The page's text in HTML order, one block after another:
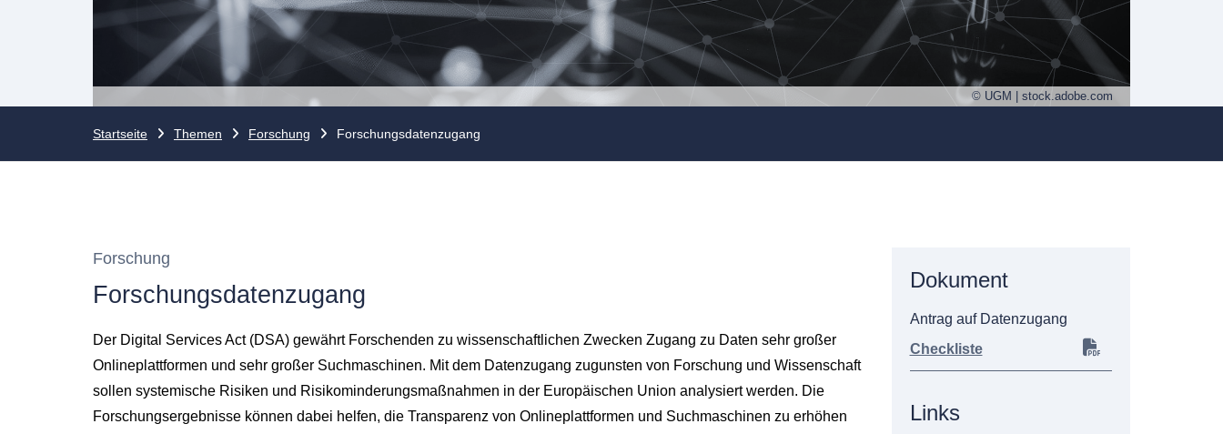
© UGM | stock.adobe.com
Startseite Themen Forschung Forschungsdatenzugang
Forschung
Forschungsdatenzugang
Der Digital Services Act (DSA) gewährt Forschenden zu wissenschaftlichen Zwecken Zugang zu Daten sehr großer
Onlineplattformen und sehr großer Suchmaschinen. Mit dem Datenzugang zugunsten von Forschung und Wissenschaft
sollen systemische Risiken und Risikominderungsmaßnahmen in der Europäischen Union analysiert werden. Die
Forschungsergebnisse können dabei helfen, die Transparenz von Onlineplattformen und Suchmaschinen zu erhöhen
Dokument
Antrag auf Datenzugang
Checkliste
Links